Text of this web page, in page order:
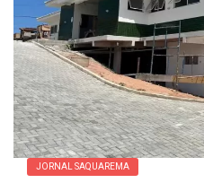
JORNAL SAQUAREMA